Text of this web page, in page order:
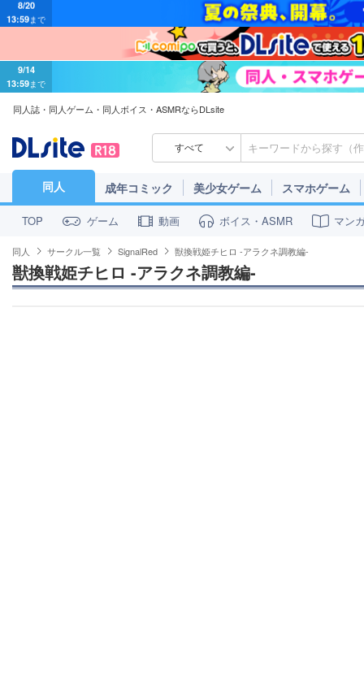
13:59まで
同人誌・同人ゲーム・同人ボイス・ASMRならDLsite
すべて
同人 成年コミック 美少女ゲーム スマホゲーム
TOP ゲーム 動画 ボイス・ASMR マン
同人 サークル一覧 SignalRed 獣換戦姫チヒロ -アラクネ調教編-
獣換戦姫チヒロ -アラクネ調教編-